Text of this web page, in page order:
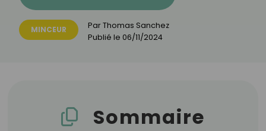
MINCEUR ParThomas Sanchez
Publié le 06/11/2024
Sommaire